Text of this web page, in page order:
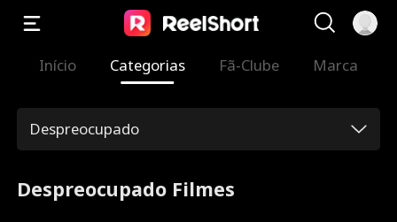
Início Categorias Fã-Clube Marca
Despreocupado
Despreocupado Filmes